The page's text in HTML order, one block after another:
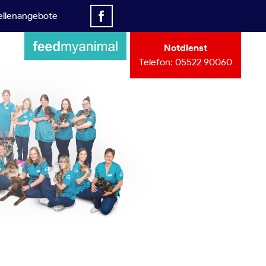
Notdienst
Telefon: 05522 90060